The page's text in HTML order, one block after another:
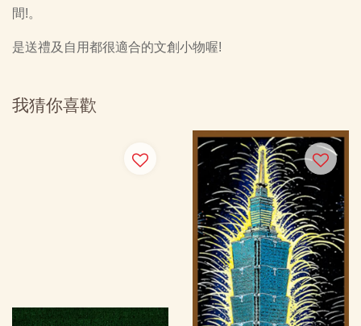
間!。
是送禮及自用都很適合的文創小物喔!
我猜你喜歡